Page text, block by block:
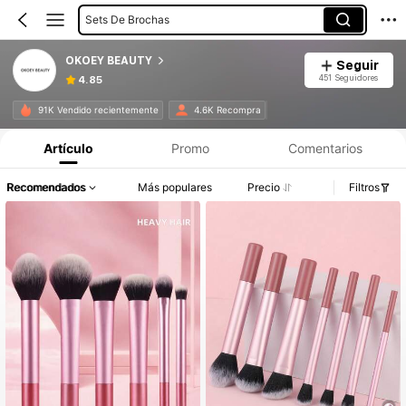
Sets De Brochas
OKOEY BEAUTY
4.85
Seguir
451 Seguidores
91K Vendido recientemente 4.6K Recompra
Artículo Promo Comentarios
Recomendados Más populares Precio Filtros